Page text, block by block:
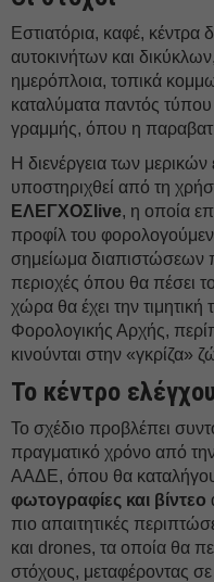
Εστιατόρια, καφέ, κέντρα
αυτοκινήτων και
ημερόπλοια, τοπικά
καταλύματα παντός τύπου
γραμμής, όπου η
Η διενέργεια των
υποστηριχθεί από τη
ΕΛΕΓΧΟΣlive, η οποία
προφίλ του
σημείωμα διαπιστώσεων
περιοχές όπου θα πέσει
χώρα θα έχει την
Φορολογικής Αρχής,
κινούνται στην «γκρίζα»
Το κέντρο
Το σχέδιο προβλέπει
πραγματικό χρόνο από
ΑΑΔΕ, όπου θα
φωτογραφίες και βίντεο
πιο απαιτητικές
και drones, τα οποία θα
στόχους, μεταφέροντας